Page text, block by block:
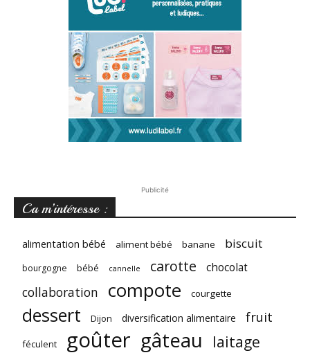
Publicité
Ca m’intéresse :
alimentation bébé aliment bébé banane biscuit
bourgogne bébé cannelle carotte chocolat
collaboration compote courgette
dessert Dijon diversification alimentaire fruit
féculent goûter gâteau laitage